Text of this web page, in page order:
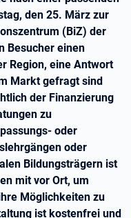
den 25. März zur
(BiZ) der
Besucher einen
Region, eine Antwort
Markt gefragt sind
der Finanzierung
zu
oder
oder
Bildungsträgern ist
mit vor Ort, um
Möglichkeiten zu
ist kostenfrei und